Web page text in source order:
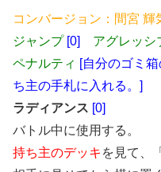
コンバージョン：間宮 輝
ジャンプ [0]
アグレッシ
ペナルティ [自分のゴミ
ち主の手札に入れる。]
ラディアンス [0]
バトル中に使用する。
持ち主のデッキ を見て、「